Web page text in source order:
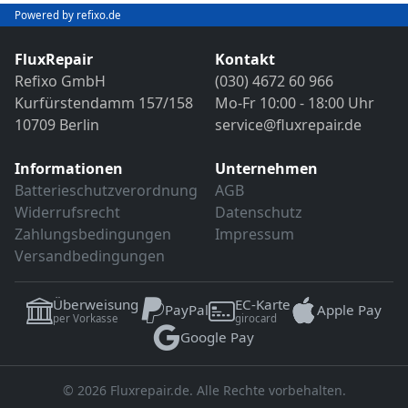
Sollten weitere Defekte festgestellt werden,
erfolgt eine Reparatur ausschließlich nach
vorheriger Rücksprache.
Bild- und Funktionstest
VDE-Sicherheitsprüfung
Sollten weitere Defekte festgestellt werden,
erfolgt eine Reparatur ausschließlich nach
vorheriger Rücksprache.
Powered by refixo.de
FluxRepair
Refixo GmbH
Kurfürstendamm 157/158
10709 Berlin
Kontakt
(030) 4672 60 966
Mo-Fr 10:00 - 18:00 Uhr
service@fluxrepair.de
Informationen
Batterieschutzverordnung
Widerrufsrecht
Zahlungsbedingungen
Versandbedingungen
Unternehmen
AGB
Datenschutz
Impressum
Überweisung
per Vorkasse PayPal EC-Karte
girocard
Apple Pay
Google Pay
© 2026 Fluxrepair.de. Alle Rechte vorbehalten.